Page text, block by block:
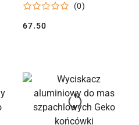
(0)
Cena:
67.50